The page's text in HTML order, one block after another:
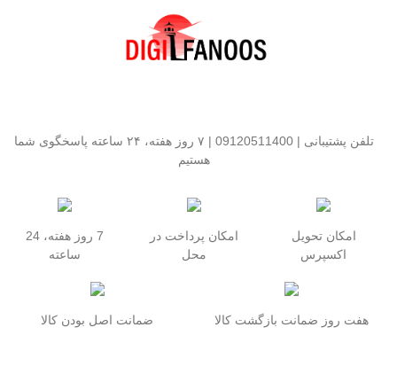
تلفن پشتیبانی | 09120511400 | ۷ روز هفته، ۲۴ ساعته پاسخگوی شما
هستیم
امکان تحویل
اکسپرس
امکان پرداخت در
محل
7 روز هفته، 24
ساعته
هفت روز ضمانت بازگشت کالا ضمانت اصل بودن کالا